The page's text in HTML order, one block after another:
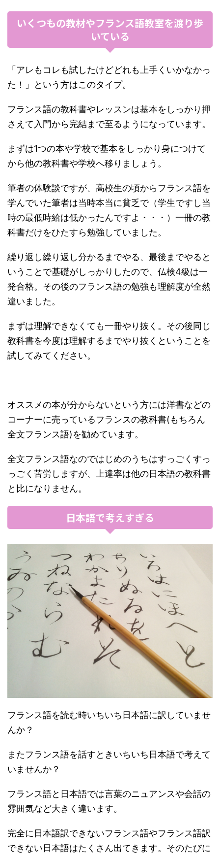
いくつもの教材やフランス語教室を渡り歩
いている
「アレもコレも試したけどどれも上手くいかなかっ
た！」という方はこのタイプ。
フランス語の教科書やレッスンは基本をしっかり押
さえて入門から完結まで至るようになっています。
まずは1つの本や学校で基本をしっかり身につけて
から他の教科書や学校へ移りましょう。
筆者の体験談ですが、高校生の頃からフランス語を
学んでいた筆者は当時本当に貧乏で（学生ですし当
時の最低時給は低かったんですよ・・・）一冊の教
科書だけをひたすら勉強していました。
繰り返し繰り返し分かるまでやる、最後までやると
いうことで基礎がしっかりしたので、仏検4級は一
発合格。その後のフランス語の勉強も理解度が全然
違いました。
まずは理解できなくても一冊やり抜く。その後同じ
教科書を今度は理解するまでやり抜くということを
試してみてください。
オススメの本が分からないという方には洋書などの
コーナーに売っているフランスの教科書(もちろん
全文フランス語)を勧めています。
全文フランス語なのではじめのうちはすっごくすっ
っごく苦労しますが、上達率は他の日本語の教科書
と比になりません。
日本語で考えすぎる
フランス語を読む時いちいち日本語に訳していませ
んか？
またフランス語を話すときいちいち日本語で考えて
いませんか？
フランス語と日本語では言葉のニュアンスや会話の
雰囲気など大きく違います。
完全に日本語訳できないフランス語やフランス語訳
できない日本語はたくさん出てきます。そのたびに